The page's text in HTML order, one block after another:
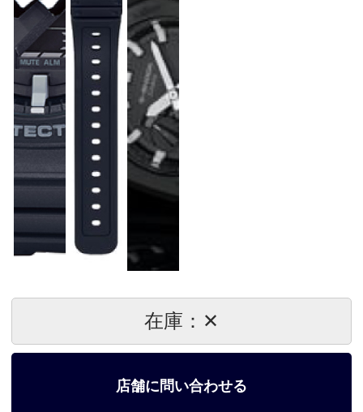
在庫：✕
店舗に問い合わせる